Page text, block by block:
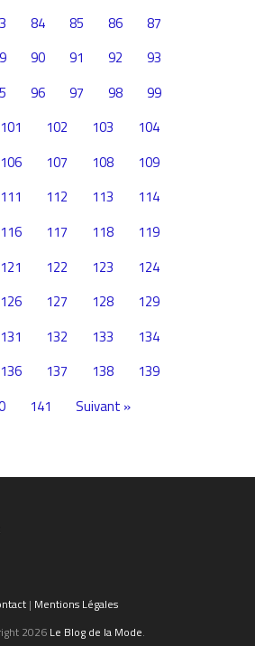
84 85 86
87
90 91 92
93
96 97 98
99
101 102 103
104
106 107 108
109
111 112 113
114
116 117 118
119
121 122 123
124
126 127 128
129
131 132 133
134
136 137 138
139
141 Suivant »
| Mentions Légales
2026 Le Blog de la Mode.